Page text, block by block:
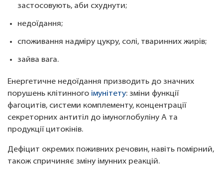
застосовують, аби схуднути;
недоїдання;
споживання надміру цукру, солі, тваринних жирів;
зайва вага.
Енергетичне недоїдання призводить до значних
порушень клітинного імунітету: зміни функції
фагоцитів, системи комплементу, концентрації
секреторних антитіл до імуноглобуліну А та
продукції цитокінів.
Дефіцит окремих поживних речовин, навіть помірний,
також спричиняє зміну імунних реакцій.